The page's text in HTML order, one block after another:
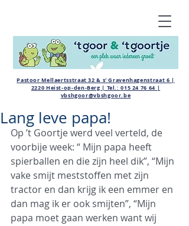
Pastoor Mellaertsstraat 32 & s' Gravenhagenstraat 6 |
2220 Heist-op-den-Berg | Tel.:015 24 76 64 |
vbshgoor@vbshgoor.be
Lang leve papa!
Op ’t Goortje werd veel verteld, de
voorbije week: “ Mijn papa heeft
spierballen en die zijn heel dik”, “Mijn
vake smijt meststoffen met zijn
tractor en dan krijg ik een emmer en
dan mag ik er ook smijten”, “Mijn
papa moet gaan werken want wij